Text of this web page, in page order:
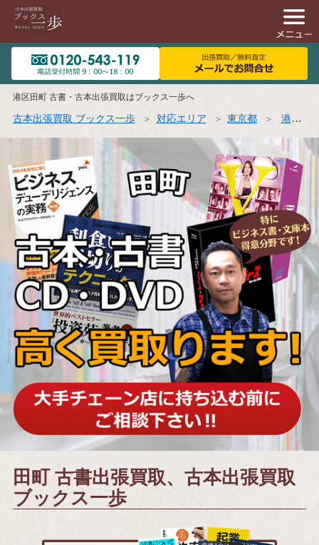
港区田町 古書・古本出張買取はブックス一歩へ
古本出張買取 ブックス一歩 対応エリア 東京都 港区
田町 古書出張買取、古本出張買取
ブックス一歩